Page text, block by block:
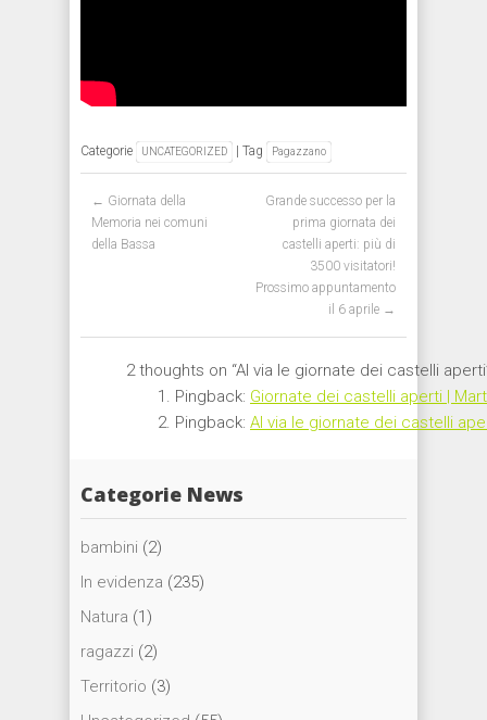
Categorie UNCATEGORIZED | Tag Pagazzano
← Giornata della
Memoria nei comuni
della Bassa
Grande successo per la
prima giornata dei
castelli aperti: più di
3500 visitatori!
Prossimo appuntamento
il 6 aprile →
2 thoughts on “Al via le giornate dei castelli aperti
Pingback: Giornate dei castelli aperti |
Pingback: Al via le giornate dei castelli
Categorie News
bambini (2)
In evidenza (235)
Natura (1)
ragazzi (2)
Territorio (3)